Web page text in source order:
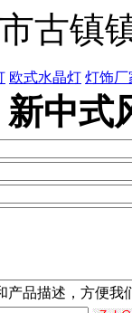
古镇
欧式水晶灯 灯饰厂
中式
产品描述，方便我